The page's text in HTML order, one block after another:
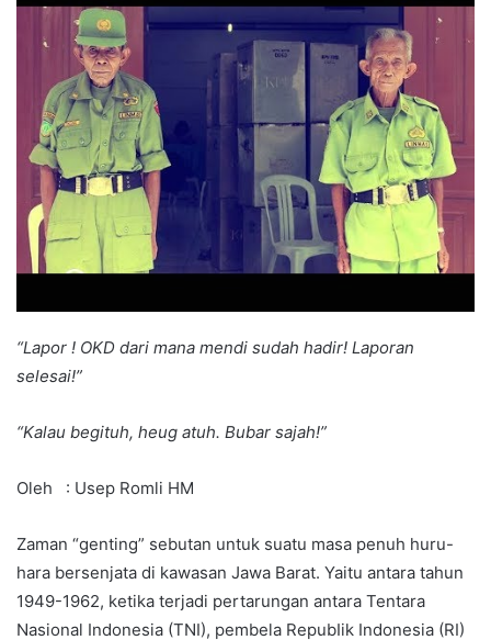
“Lapor ! OKD dari mana mendi sudah hadir! Laporan
selesai!”
“Kalau begituh, heug atuh. Bubar sajah!”
Oleh : Usep Romli HM
Zaman “genting” sebutan untuk suatu masa penuh huru-
hara bersenjata di kawasan Jawa Barat. Yaitu antara tahun
1949-1962, ketika terjadi pertarungan antara Tentara
Nasional Indonesia (TNI), pembela RepubIik Indonesia (RI)